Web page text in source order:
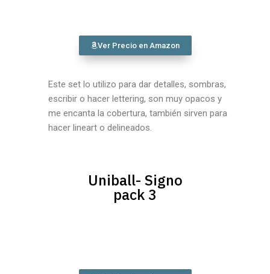
Ver Precio en Amazon
Este set lo utilizo para dar detalles, sombras,
escribir o hacer lettering, son muy opacos y
me encanta la cobertura, también sirven para
hacer lineart o delineados.
Uniball- Signo
pack 3